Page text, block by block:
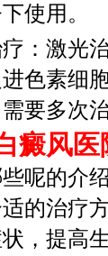
使用。
激光治
色素细
要多次
癜风医
呢的介
的治疗
，提高